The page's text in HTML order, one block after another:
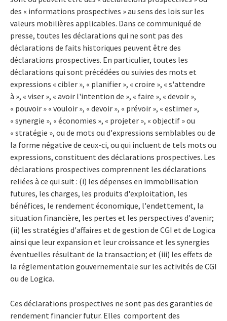
des « informations prospectives » au sens des lois sur les
valeurs mobilières applicables. Dans ce communiqué de
presse, toutes les déclarations qui ne sont pas des
déclarations de faits historiques peuvent être des
déclarations prospectives. En particulier, toutes les
déclarations qui sont précédées ou suivies des mots et
expressions « cibler », « planifier », « croire », « s'attendre
à », « viser », « avoir l'intention de », « faire », « devoir »,
« pouvoir » « vouloir », « devoir », « prévoir », « estimer »,
« synergie », « économies », « projeter », « objectif » ou
« stratégie », ou de mots ou d'expressions semblables ou de
la forme négative de ceux-ci, ou qui incluent de tels mots ou
expressions, constituent des déclarations prospectives. Les
déclarations prospectives comprennent les déclarations
reliées à ce qui suit : (i) les dépenses en immobilisation
futures, les charges, les produits d'exploitation, les
bénéfices, le rendement économique, l'endettement, la
situation financière, les pertes et les perspectives d'avenir;
(ii) les stratégies d'affaires et de gestion de CGI et de Logica
ainsi que leur expansion et leur croissance et les synergies
éventuelles résultant de la transaction; et (iii) les effets de
la réglementation gouvernementale sur les activités de CGI
ou de Logica.
Ces déclarations prospectives ne sont pas des garanties de
rendement financier futur. Elles comportent des